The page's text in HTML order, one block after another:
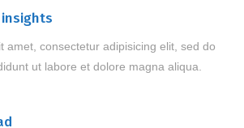
amet, consectetur adipisicing elit, sed do
ut labore et dolore magna aliqua.